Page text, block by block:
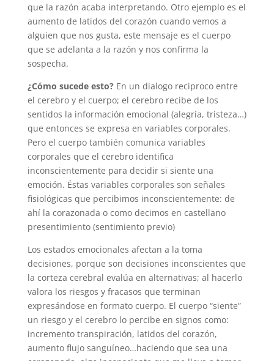
que la razón acaba interpretando. Otro ejemplo es el
aumento de latidos del corazón cuando vemos a
alguien que nos gusta, este mensaje es el cuerpo
que se adelanta a la razón y nos confirma la
sospecha.
¿Cómo sucede esto?En un dialogo reciproco entre
el cerebro y el cuerpo; el cerebro recibe de los
sentidos la información emocional (alegría, tristeza…)
que entonces se expresa en variables corporales.
Pero el cuerpo también comunica variables
corporales que el cerebro identifica
inconscientemente para decidir si siente una
emoción. Éstas variables corporales son señales
fisiológicas que percibimos inconscientemente: de
ahí la corazonada o como decimos en castellano
presentimiento (sentimiento previo)
Los estados emocionales afectan a la toma
decisiones, porque son decisiones inconscientes que
la corteza cerebral evalúa en alternativas; al hacerlo
valora los riesgos y fracasos que terminan
expresándose en formato cuerpo. El cuerpo “siente”
un riesgo y el cerebro lo percibe en signos como:
incremento transpiración, latidos del corazón,
aumento flujo sanguíneo…haciendo que sea una